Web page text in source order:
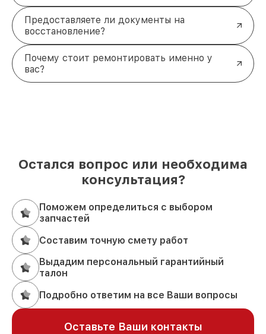
Предоставляете ли документы на
восстановление?
Почему стоит ремонтировать именно у
вас?
Остался вопрос или необходима
консультация?
Поможем определиться с выбором
запчастей
Составим точную смету работ
Выдадим персональный гарантийный
талон
Подробно ответим на все Ваши вопросы
Оставьте Ваши контакты